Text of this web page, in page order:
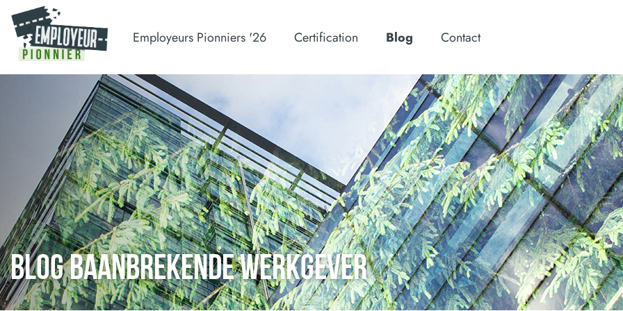
Employeurs Pionniers '26 Certification Blog Contact
BLOG BAANBREKENDE WERKGEVER